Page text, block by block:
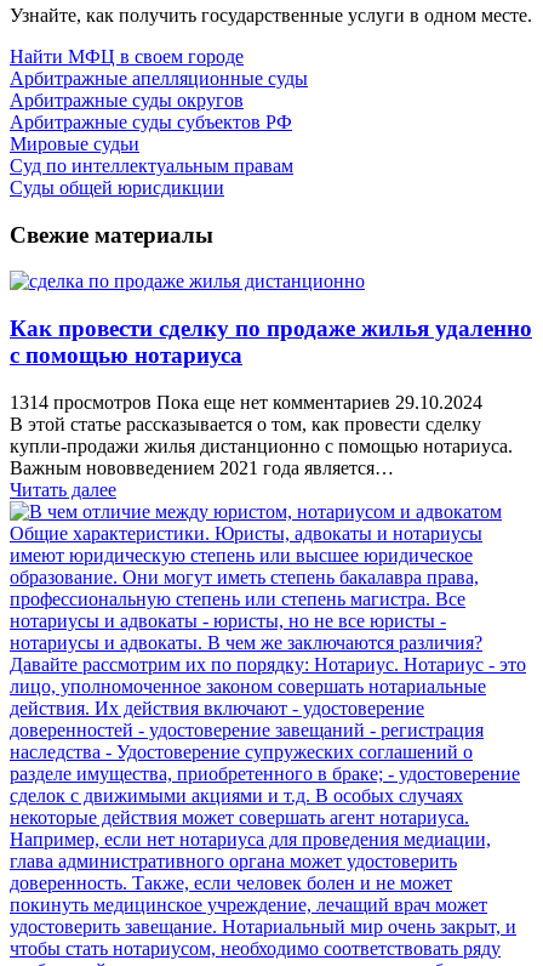
Узнайте, как получить государственные услуги в одном месте.
Найти МФЦ в своем городе
Арбитражные апелляционные суды
Арбитражные суды округов
Арбитражные суды субъектов РФ
Мировые судьи
Суд по интеллектуальным правам
Суды общей юрисдикции
Свежие материалы
Как провести сделку по продаже жилья удаленно
с помощью нотариуса
1314 просмотров Пока еще нет комментариев 29.10.2024
В этой статье рассказывается о том, как провести сделку
купли-продажи жилья дистанционно с помощью нотариуса.
Важным нововведением 2021 года является…
Читать далее